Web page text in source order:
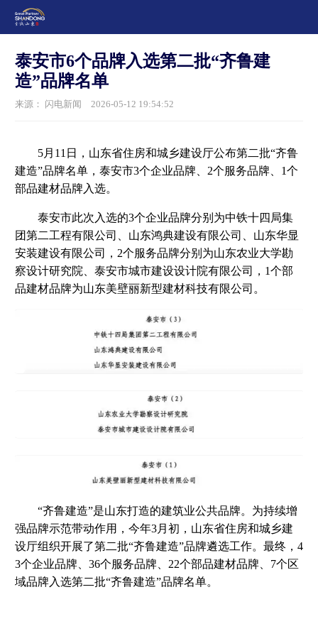
泰安市6个品牌入选第二批“齐鲁建
造”品牌名单
来源： 闪电新闻 2026-05-12 19:54:52
5月11日，山东省住房和城乡建设厅公布第二批“齐鲁
建造”品牌名单，泰安市3个企业品牌、2个服务品牌、1个
部品建材品牌入选。
泰安市此次入选的3个企业品牌分别为中铁十四局集
团第二工程有限公司、山东鸿典建设有限公司、山东华显
安装建设有限公司，2个服务品牌分别为山东农业大学勘
察设计研究院、泰安市城市建设设计院有限公司，1个部
品建材品牌为山东美壁丽新型建材科技有限公司。
“齐鲁建造”是山东打造的建筑业公共品牌。为持续增
强品牌示范带动作用，今年3月初，山东省住房和城乡建
设厅组织开展了第二批“齐鲁建造”品牌遴选工作。最终，4
3个企业品牌、36个服务品牌、22个部品建材品牌、7个区
域品牌入选第二批“齐鲁建造”品牌名单。